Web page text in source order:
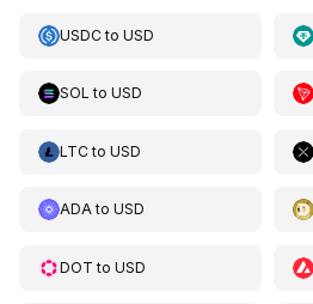
USDCto USD
SOL to USD
LTCto USD
ADAto USD
DOT to USD